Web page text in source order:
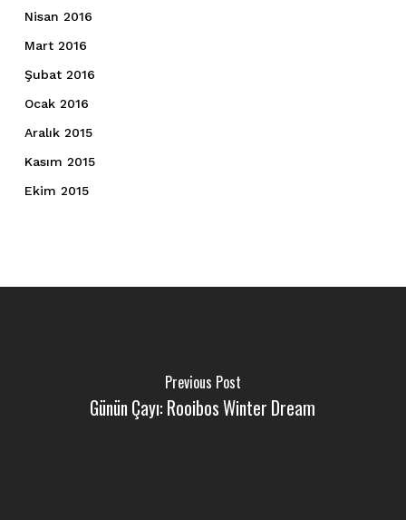
Nisan 2016
Mart 2016
Şubat 2016
Ocak 2016
Aralık 2015
Kasım 2015
Ekim 2015
Previous Post
Günün Çayı: Rooibos Winter Dream